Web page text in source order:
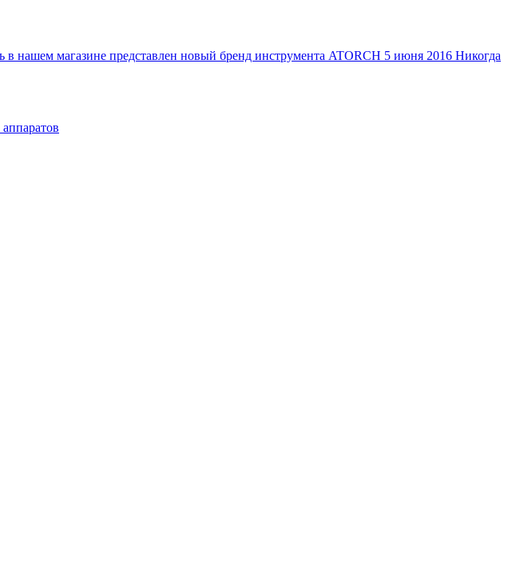
в нашем магазине представлен новый бренд инструмента ATORCH 5 июня 2016 Никогда